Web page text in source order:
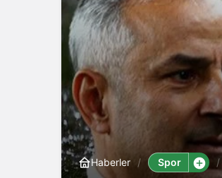
Haberler Spor